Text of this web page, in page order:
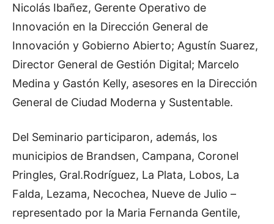
Nicolás Ibañez, Gerente Operativo de
Innovación en la Dirección General de
Innovación y Gobierno Abierto; Agustín Suarez,
Director General de Gestión Digital; Marcelo
Medina y Gastón Kelly, asesores en la Dirección
General de Ciudad Moderna y Sustentable.
Del Seminario participaron, además, los
municipios de Brandsen, Campana, Coronel
Pringles, Gral.Rodríguez, La Plata, Lobos, La
Falda, Lezama, Necochea, Nueve de Julio –
representado por la Maria Fernanda Gentile,